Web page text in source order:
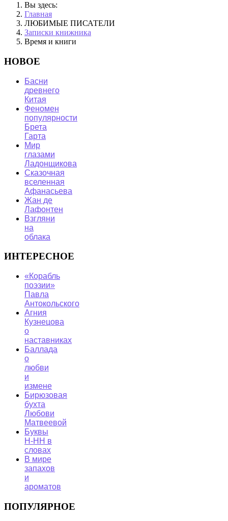
Вы здесь:
Главная
ЛЮБИМЫЕ ПИСАТЕЛИ
Записки книжника
Время и книги
НОВОЕ
Басни
древнего
Китая
Феномен
популярности
Брета
Гарта
Мир
глазами
Ладонщикова
Сказочная
вселенная
Афанасьева
Жан де
Лафонтен
Взгляни
на
облака
ИНТЕРЕСНОЕ
«Корабль
поэзии»
Павла
Антокольского
Агния
Кузнецова
о
наставниках
Баллада
о
любви
и
измене
Бирюзовая
бухта
Любови
Матвеевой
Буквы
Н-НН в
словах
В мире
запахов
и
ароматов
ПОПУЛЯРНОЕ